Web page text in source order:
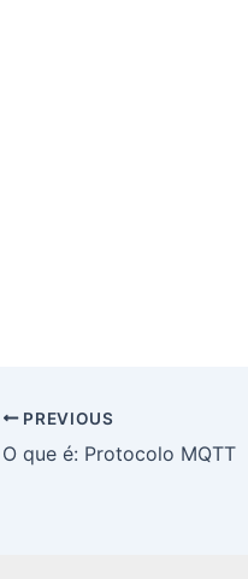
PREVIOUS
O que é: Protocolo MQTT